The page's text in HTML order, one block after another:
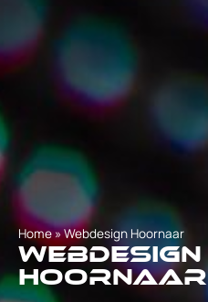
Home»Webdesign Hoornaar
Webdesign
Hoornaar